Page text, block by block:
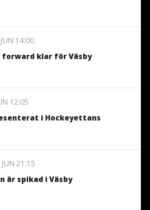
14:00
forward klar för Väsby
12:05
i Hockeyettans
21:15
är spikad i Väsby